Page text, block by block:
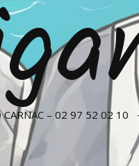
– 02 97 52 02 10